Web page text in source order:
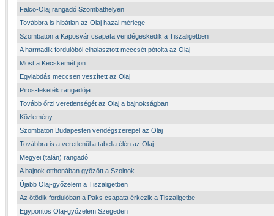
Falco-Olaj rangadó Szombathelyen
Továbbra is hibátlan az Olaj hazai mérlege
Szombaton a Kaposvár csapata vendégeskedik a Tiszaligetben
A harmadik fordulóból elhalasztott meccsét pótolta az Olaj
Most a Kecskemét jön
Egylabdás meccsen veszített az Olaj
Piros-feketék rangadója
Tovább őrzi veretlenségét az Olaj a bajnokságban
Közlemény
Szombaton Budapesten vendégszerepel az Olaj
Továbbra is a veretlenül a tabella élén az Olaj
Megyei (talán) rangadó
A bajnok otthonában győzött a Szolnok
Újabb Olaj-győzelem a Tiszaligetben
Az ötödik fordulóban a Paks csapata érkezik a Tiszaligetbe
Egypontos Olaj-győzelem Szegeden